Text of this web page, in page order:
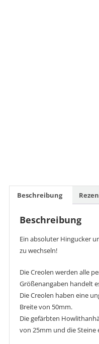
Beschreibung
Beschreibung
Ein absoluter Hingucker
zu wechseln!
Die Creolen werden alle
Größenangaben handelt
Die Creolen haben eine
Breite von 50mm.
Die gefärbten
von 25mm und die Steine